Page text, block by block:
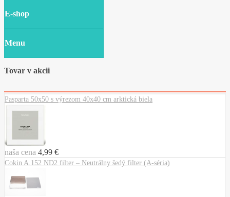
E-shop
Menu
Tovar v akcii
Pasparta 50x50 s výrezom 40x40 cm arktická biela
naša cena 4,99 €
Cokin A.152 ND2 filter – Neutrálny šedý filter (A-séria)